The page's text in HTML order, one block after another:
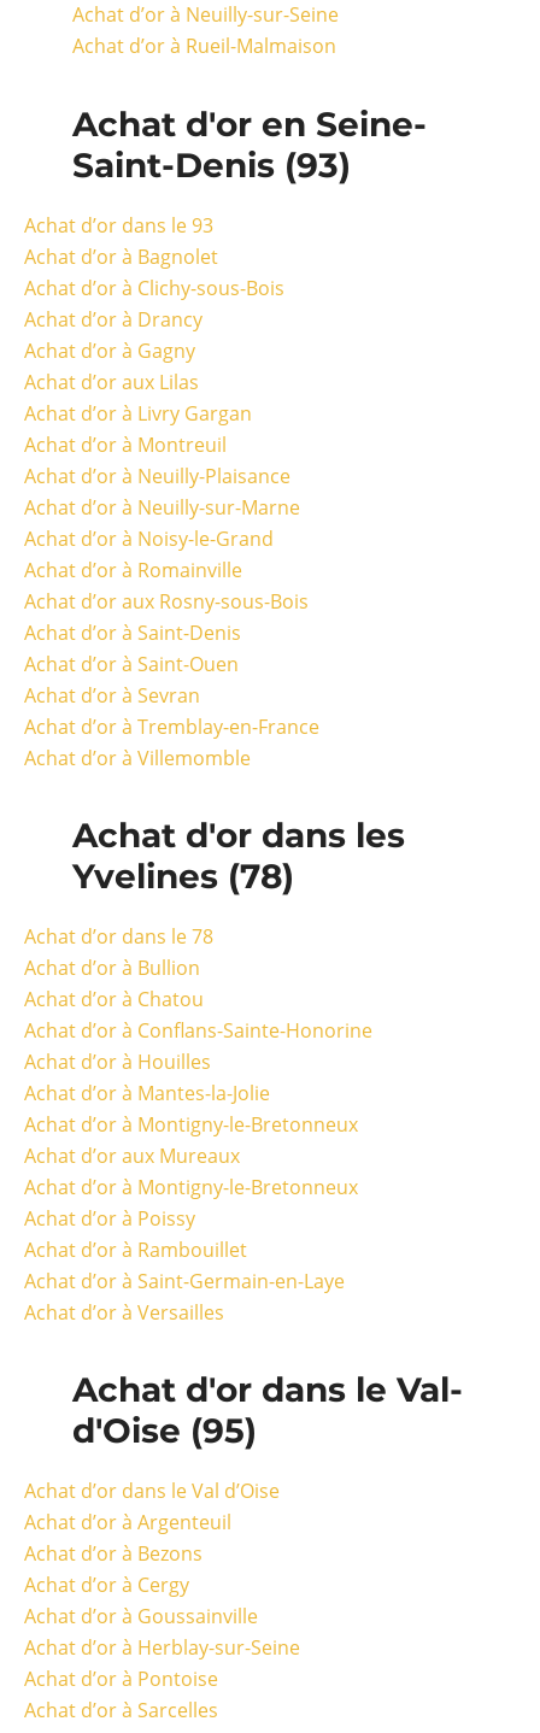
Achat d’or à Neuilly-sur-Seine
Achat d’or à Rueil-Malmaison
Achat d'or en Seine-
Saint-Denis (93)
Achat d’or dans le 93
Achat d’or à Bagnolet
Achat d’or à Clichy-sous-Bois
Achat d’or à Drancy
Achat d’or à Gagny
Achat d’or aux Lilas
Achat d’or à Livry Gargan
Achat d’or à Montreuil
Achat d’or à Neuilly-Plaisance
Achat d’or à Neuilly-sur-Marne
Achat d’or à Noisy-le-Grand
Achat d’or à Romainville
Achat d’or aux Rosny-sous-Bois
Achat d’or à Saint-Denis
Achat d’or à Saint-Ouen
Achat d’or à Sevran
Achat d’or à Tremblay-en-France
Achat d’or à Villemomble
Achat d'or dans les
Yvelines (78)
Achat d’or dans le 78
Achat d’or à Bullion
Achat d’or à Chatou
Achat d’or à Conflans-Sainte-Honorine
Achat d’or à Houilles
Achat d’or à Mantes-la-Jolie
Achat d’or à Montigny-le-Bretonneux
Achat d’or aux Mureaux
Achat d’or à Montigny-le-Bretonneux
Achat d’or à Poissy
Achat d’or à Rambouillet
Achat d’or à Saint-Germain-en-Laye
Achat d’or à Versailles
Achat d'or dans le Val-
d'Oise (95)
Achat d’or dans le Val d’Oise
Achat d’or à Argenteuil
Achat d’or à Bezons
Achat d’or à Cergy
Achat d’or à Goussainville
Achat d’or à Herblay-sur-Seine
Achat d’or à Pontoise
Achat d’or à Sarcelles